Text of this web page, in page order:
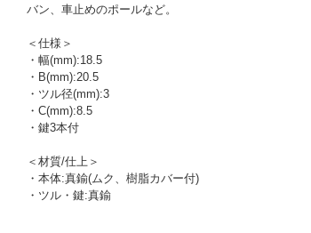
バン、車止めのポールなど。
＜仕様＞
・幅(mm):18.5
・B(mm):20.5
・ツル径(mm):3
・C(mm):8.5
・鍵3本付
＜材質/仕上＞
・本体:真鍮(ムク、樹脂カバー付)
・ツル・鍵:真鍮